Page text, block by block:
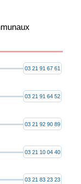
03 21 91 67 61
03 21 91 64 52
03 21 92 90 89
03 21 10 04 40
03 21 83 23 23